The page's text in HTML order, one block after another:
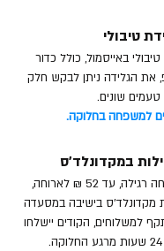
טיבולי
באייסמול, כולל כדור
את הגלידה ניתן לבקש חלק
טעמים שונים.
במקדונלד'ס
שובר דיגיטלי לארוחה רגילה, עד 52 ₪ לארוחה,
מקדונלד'ס בישיבה במסעדה
למשלוחים, הקודים יישלחו